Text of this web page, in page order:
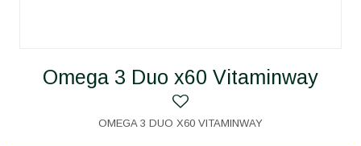
Omega 3 Duo x60 Vitaminway
OMEGA 3 DUO X60 VITAMINWAY